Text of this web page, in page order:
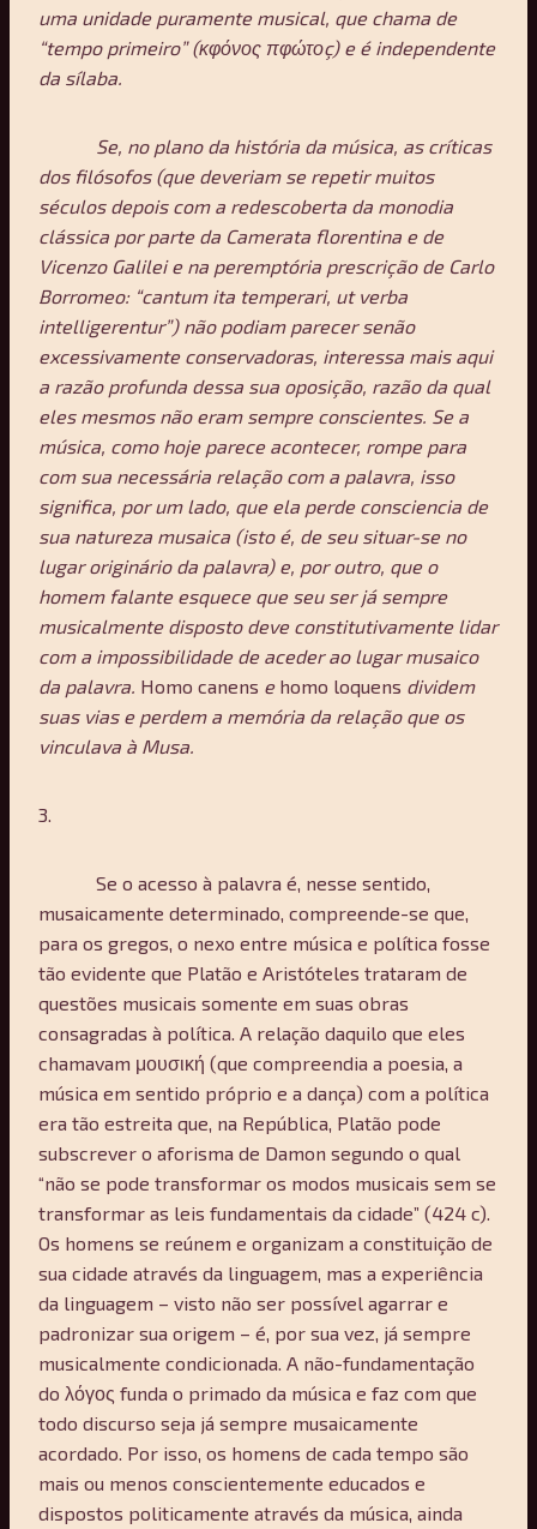
uma unidade puramente musical, que chama de
“tempo primeiro” (κφόνος πφώτοç) e é independente
da sílaba.
Se, no plano da história da música, as críticas
dos filósofos (que deveriam se repetir muitos
séculos depois com a redescoberta da monodia
clássica por parte da Camerata florentina e de
Vicenzo Galilei e na peremptória prescrição de Carlo
Borromeo: “cantum ita temperari, ut verba
intelligerentur”) não podiam parecer senão
excessivamente conservadoras, interessa mais aqui
a razão profunda dessa sua oposição, razão da qual
eles mesmos não eram sempre conscientes. Se a
música, como hoje parece acontecer, rompe para
com sua necessária relação com a palavra, isso
significa, por um lado, que ela perde consciencia de
sua natureza musaica (isto é, de seu situar-se no
lugar originário da palavra) e, por outro, que o
homem falante esquece que seu ser já sempre
musicalmente disposto deve constitutivamente lidar
com a impossibilidade de aceder ao lugar musaico
da palavra. Homo canens ehomo loquens dividem
suas vias e perdem a memória da relação que os
vinculava à Musa.
3.
Se o acesso à palavra é, nesse sentido,
musaicamente determinado, compreende-se que,
para os gregos, o nexo entre música e política fosse
tão evidente que Platão e Aristóteles trataram de
questões musicais somente em suas obras
consagradas à política. A relação daquilo que eles
chamavam μουσική (que compreendia a poesia, a
música em sentido próprio e a dança) com a política
era tão estreita que, na República, Platão pode
subscrever o aforisma de Damon segundo o qual
“não se pode transformar os modos musicais sem se
transformar as leis fundamentais da cidade” (424 c).
Os homens se reúnem e organizam a constituição de
sua cidade através da linguagem, mas a experiência
da linguagem – visto não ser possível agarrar e
padronizar sua origem – é, por sua vez, já sempre
musicalmente condicionada. A não-fundamentação
do λόγος funda o primado da música e faz com que
todo discurso seja já sempre musaicamente
acordado. Por isso, os homens de cada tempo são
mais ou menos conscientemente educados e
dispostos politicamente através da música, ainda